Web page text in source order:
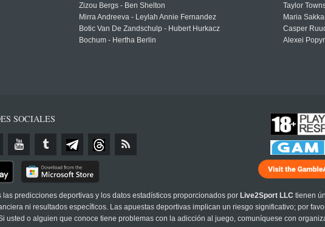
Zizou Bergs - Ben Shelton
Mirra Andreeva - Leylah Annie Fernandez
Botic Van De Zandschulp - Hubert Hurkacz
Bochum - Hertha Berlin
Taylor
Maria
Casper
Alexei
SOCIALES
las predicciones deportivas y los datos estadísticos proporcionados por Live2Sport LLC tienen
ni resultados específicos. Las apuestas deportivas implican un riesgo significativo; por
usted o alguien que conoce tiene problemas con la adicción al juego, comuníquese con